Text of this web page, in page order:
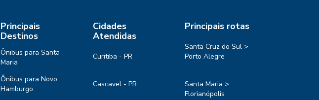
Principais
Destinos
Ônibus para Santa
Maria
Ônibus para Novo
Hamburgo
Cidades
Atendidas
Curitiba - PR
Cascavel - PR
Principais rotas
Santa Cruz do Sul >
Porto Alegre
Santa Maria >
Florianópolis